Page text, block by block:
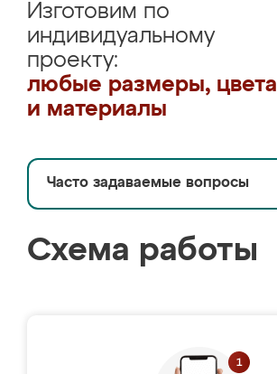
Изготовим по
индивидуальному
проекту:
любые размеры, цвета
и материалы
Часто задаваемые вопросы
Схема работы